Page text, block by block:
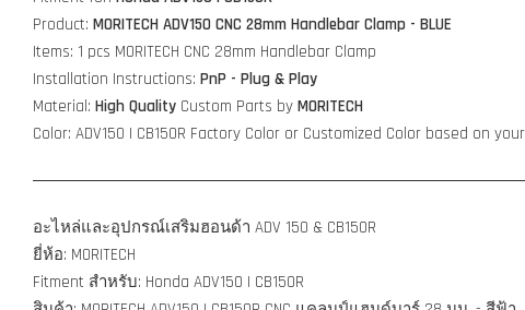
Product: MORITECH ADV150 CNC 28mm Handlebar Clamp - BLUE
Items: 1 pcs MORITECH CNC 28mm Handlebar Clamp
Installation Instructions: PnP - Plug & Play
Material: High Quality Custom Parts by MORITECH
Color: ADV150 | CB150R Factory Color or Customized Color based on
อะไหล่และอุปกรณ์เสริมฮอนด้า ADV 150 & CB150R
ยี่ห้อ: MORITECH
Fitment สำหรับ: Honda ADV150 | CB150R